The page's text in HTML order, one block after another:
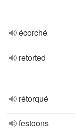
écorché
retorted
rétorqué
festoons